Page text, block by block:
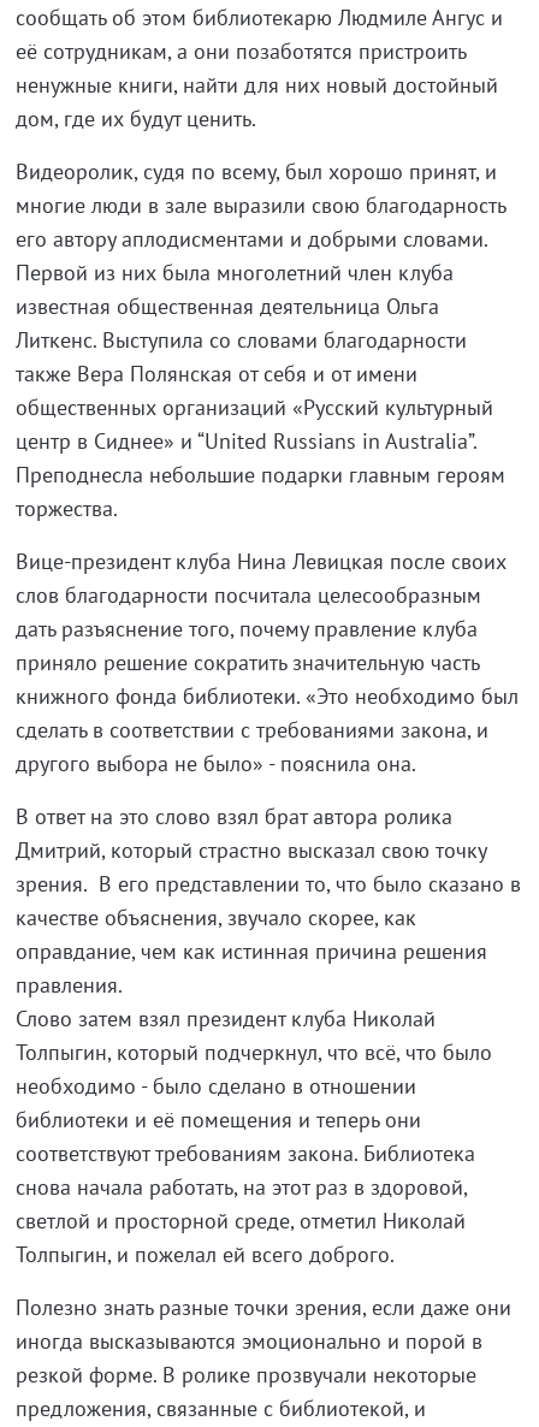
сообщать об этом библиотекарю Людмиле Ангус и
её сотрудникам, а они позаботятся пристроить
ненужные книги, найти для них новый достойный
дом, где их будут ценить.
Видеоролик, судя по всему, был хорошо принят, и
многие люди в зале выразили свою благодарность
его автору аплодисментами и добрыми словами.
Первой из них была многолетний член клуба
известная общественная деятельница Ольга
Литкенс. Выступила со словами благодарности
также Вера Полянская от себя и от имени
общественных организаций «Русский культурный
центр в Сиднее» и “United Russians in Australia”.
Преподнесла небольшие подарки главным героям
торжества.
Вице-президент клуба Нина Левицкая после своих
слов благодарности посчитала целесообразным
дать разъяснение того, почему правление клуба
приняло решение сократить значительную часть
книжного фонда библиотеки. «Это необходимо был
сделать в соответствии с требованиями закона, и
другого выбора не было» - пояснила она.
В ответ на это слово взял брат автора ролика
Дмитрий, который страстно высказал свою точку
зрения. В его представлении то, что было сказано в
качестве объяснения, звучало скорее, как
оправдание, чем как истинная причина решения
правления.
Слово затем взял президент клуба Николай
Толпыгин, который подчеркнул, что всё, что было
необходимо - было сделано в отношении
библиотеки и её помещения и теперь они
соответствуют требованиям закона. Библиотека
снова начала работать, на этот раз в здоровой,
светлой и просторной среде, отметил Николай
Толпыгин, и пожелал ей всего доброго.
Полезно знать разные точки зрения, если даже они
иногда высказываются эмоционально и порой в
резкой форме. В ролике прозвучали некоторые
предложения, связанные с библиотекой, и